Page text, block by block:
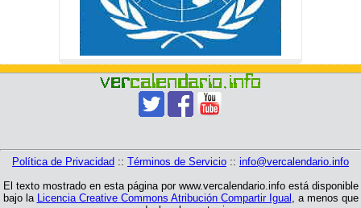
Política de Privacidad :: Términos de Servicio :: info@vercalendario.info
El texto mostrado en esta página por www.vercalendario.info está disponible
bajo la Licencia Creative Commons Atribución Compartir Igual , a menos que